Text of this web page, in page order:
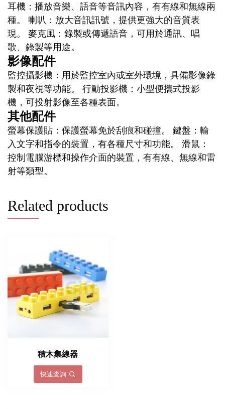
耳機：播放音樂、語音等音訊內容，有有線和無線兩
種。 喇叭：放大音訊訊號，提供更強大的音質表
現。 麥克風：錄製或傳遞語音，可用於通訊、唱
歌、錄製等用途。
影像配件
監控攝影機：用於監控室內或室外環境，具備影像錄
製和夜視等功能。 行動投影機：小型便攜式投影
機，可投射影像至各種表面。
其他配件
螢幕保護貼：保護螢幕免於刮痕和碰撞。 鍵盤：輸
入文字和指令的裝置，有各種尺寸和功能。 滑鼠：
控制電腦游標和操作介面的裝置，有有線、無線和雷
射等類型。
Related products
積木集線器
快速查詢